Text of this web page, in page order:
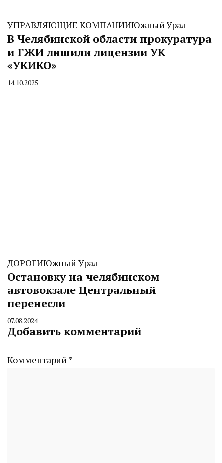
УПРАВЛЯЮЩИЕ КОМПАНИИЮжный Урал
В Челябинской области прокуратура
и ГЖИ лишили лицензии УК
«УКИКО»
By
14.10.2025
ДОРОГИЮжный Урал
Остановку на челябинском
автовокзале Центральный
перенесли
By
CHELINDUSTRY
07.08.2024
Добавить комментарий
Комментарий *